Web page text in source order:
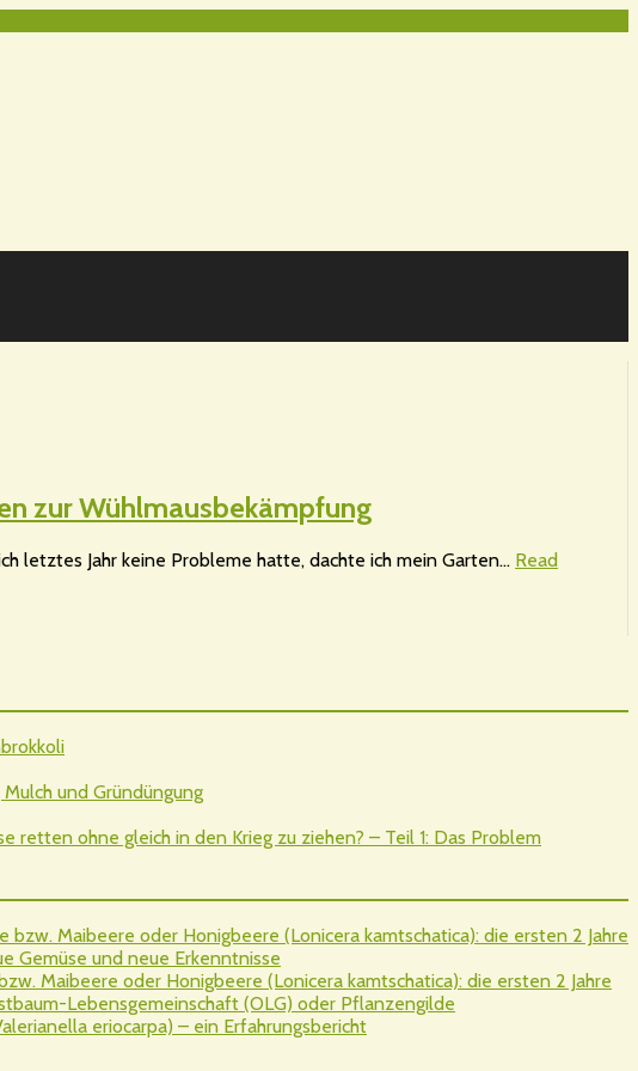
zur Wühlmausbekämpfung
letztes Jahr keine Probleme hatte, dachte ich mein Garten… Read
und Gründüngung
retten ohne gleich in den Krieg zu ziehen? – Teil 1: Das Problem
Maibeere oder Honigbeere (Lonicera kamtschatica): die ersten 2 Jahre
Gemüse und neue Erkenntnisse
Maibeere oder Honigbeere (Lonicera kamtschatica): die ersten 2 Jahre
Lebensgemeinschaft (OLG) oder Pflanzengilde
eriocarpa) – ein Erfahrungsbericht